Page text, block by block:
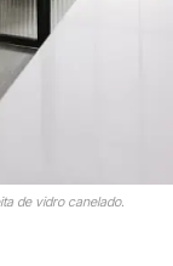
de vidro canelado.